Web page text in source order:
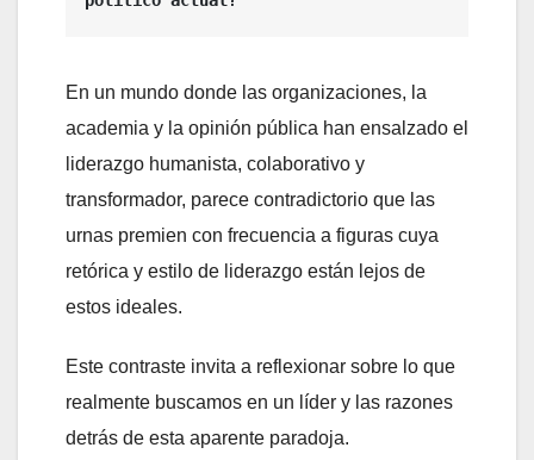
En un mundo donde las organizaciones, la
academia y la opinión pública han ensalzado el
liderazgo humanista, colaborativo y
transformador, parece contradictorio que las
urnas premien con frecuencia a figuras cuya
retórica y estilo de liderazgo están lejos de
estos ideales.
Este contraste invita a reflexionar sobre lo que
realmente buscamos en un líder y las razones
detrás de esta aparente paradoja.